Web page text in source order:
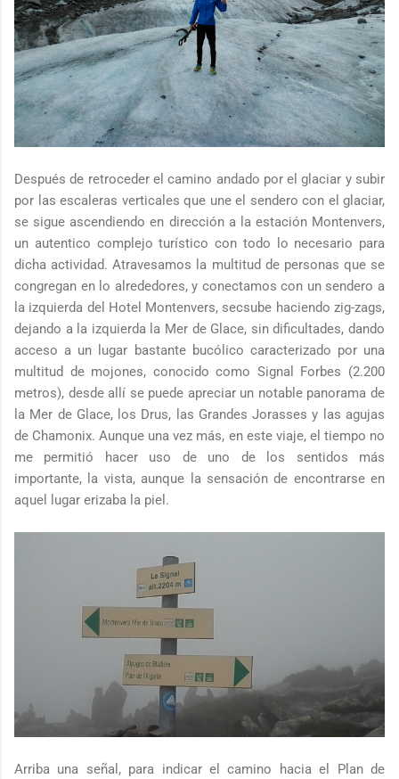
Después de retroceder el camino andado por el glaciar y subir
por las escaleras verticales que une el sendero con el glaciar,
se sigue ascendiendo en dirección a la estación Montenvers,
un autentico complejo turístico con todo lo necesario para
dicha actividad. Atravesamos la multitud de personas que se
congregan en lo alrededores, y conectamos con un sendero a
la izquierda del Hotel Montenvers, secsube haciendo zig-zags,
dejando a la izquierda la Mer de Glace, sin dificultades, dando
acceso a un lugar bastante bucólico caracterizado por una
multitud de mojones, conocido como Signal Forbes (2.200
metros), desde allí se puede apreciar un notable panorama de
la Mer de Glace, los Drus, las Grandes Jorasses y las agujas
de Chamonix. Aunque una vez más, en este viaje, el tiempo no
me permitió hacer uso de uno de los sentidos más
importante, la vista, aunque la sensación de encontrarse en
aquel lugar erizaba la piel.
Arriba una señal, para indicar el camino hacia el Plan de